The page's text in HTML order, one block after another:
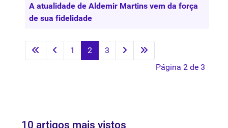
A atualidade de Aldemir Martins vem da força
de sua fidelidade
Página 2 de 3
1 2 3
10 artigos mais vistos